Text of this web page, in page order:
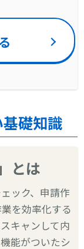
礎知識
とは
ック、申請作
を効率化する
キャンして内
能がついたシ